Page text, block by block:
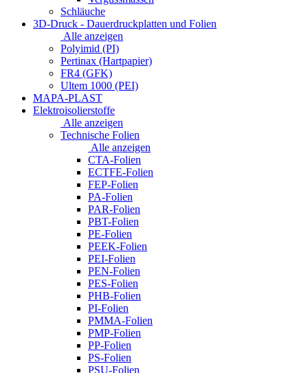
Schläuche
3D-Druck - Dauerdruckplatten und Folien
Alle anzeigen
Polyimid (PI)
Pertinax (Hartpapier)
FR4 (GFK)
Ultem 1000 (PEI)
MAPA-PLAST
Elektroisolierstoffe
Alle anzeigen
Technische Folien
Alle anzeigen
CTA-Folien
ECTFE-Folien
FEP-Folien
PA-Folien
PAR-Folien
PBT-Folien
PE-Folien
PEEK-Folien
PEI-Folien
PEN-Folien
PES-Folien
PHB-Folien
PI-Folien
PMMA-Folien
PMP-Folien
PP-Folien
PS-Folien
PSU-Folien